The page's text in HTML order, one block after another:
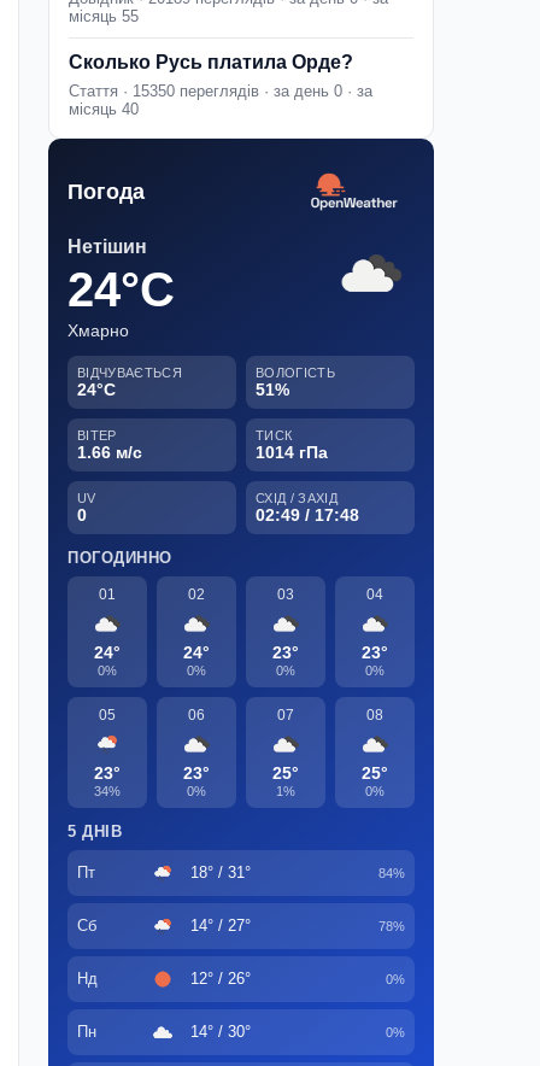
місяць 55
Сколько Русь платила Орде?
Стаття · 15350 переглядів · за день 0 · за
місяць 40
Погода
Нетішин
24°C
Хмарно
ВІДЧУВАЄТЬСЯ
24°C
ВОЛОГІСТЬ
51%
ВІТЕР
1.66 м/с
ТИСК
1014 гПа
UV
0
СХІД / ЗАХІД
02:49 / 17:48
ПОГОДИННО
01
24°
0%
02
24°
0%
03
23°
0%
04
23°
0%
05
23°
34%
06
23°
0%
07
25°
1%
08
25°
0%
5 ДНІВ
Пт 18° / 31° 84%
Сб 14° / 27° 78%
Нд 12° / 26° 0%
Пн 14° / 30° 0%